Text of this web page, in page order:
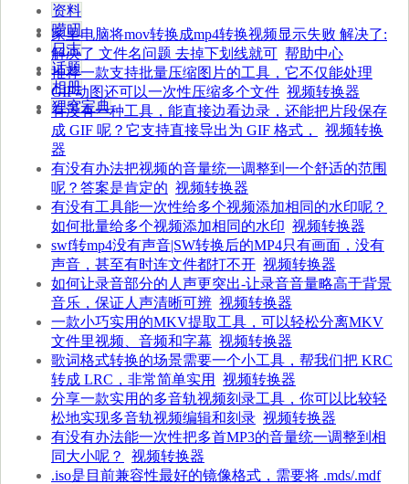
资料
唠叨
日志
话题
相册
狸窝宝典
家里电脑将mov转换成mp4转换视频显示失败 解决了:
解决了 文件名问题 去掉下划线就可 帮助中心
推荐一款支持批量压缩图片的工具，它不仅能处理
GIF动图还可以一次性压缩多个文件 视频转换器
有没有一种工具，能直接边看边录，还能把片段保存
成 GIF 呢？它支持直接导出为 GIF 格式，
视频转换
器
有没有办法把视频的音量统一调整到一个舒适的范围
呢？答案是肯定的 视频转换器
有没有工具能一次性给多个视频添加相同的水印呢？
如何批量给多个视频添加相同的水印 视频转换器
swf转mp4没有声音|SW转换后的MP4只有画面，没有
声音，甚至有时连文件都打不开 视频转换器
如何让录音部分的人声更突出-让录音音量略高于背景
音乐，保证人声清晰可辨 视频转换器
一款小巧实用的MKV提取工具，可以轻松分离MKV
文件里视频、音频和字幕 视频转换器
歌词格式转换的场景需要一个小工具，帮我们把 KRC
转成 LRC，非常简单实用
视频转换器
分享一款实用的多音轨视频刻录工具，你可以比较轻
松地实现多音轨视频编辑和刻录 视频转换器
有没有办法能一次性把多首MP3的音量统一调整到相
同大小呢？
视频转换器
.iso是目前兼容性最好的镜像格式，需要将 .mds/.mdf